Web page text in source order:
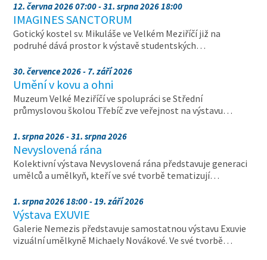
12. června 2026 07:00 - 31. srpna 2026 18:00
IMAGINES SANCTORUM
Gotický kostel sv. Mikuláše ve Velkém Meziříčí již na
podruhé dává prostor k výstavě studentských…
30. července 2026 - 7. září 2026
Umění v kovu a ohni
Muzeum Velké Meziříčí ve spolupráci se Střední
průmyslovou školou Třebíč zve veřejnost na výstavu…
1. srpna 2026 - 31. srpna 2026
Nevyslovená rána
Kolektivní výstava Nevyslovená rána představuje generaci
umělců a umělkyň, kteří ve své tvorbě tematizují…
1. srpna 2026 18:00 - 19. září 2026
Výstava EXUVIE
Galerie Nemezis představuje samostatnou výstavu Exuvie
vizuální umělkyně Michaely Novákové. Ve své tvorbě…